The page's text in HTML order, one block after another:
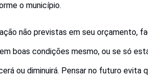
o município.
não previstas em seu orçamento,
boas condições mesmo, ou se só
ou diminuirá. Pensar no futuro evita